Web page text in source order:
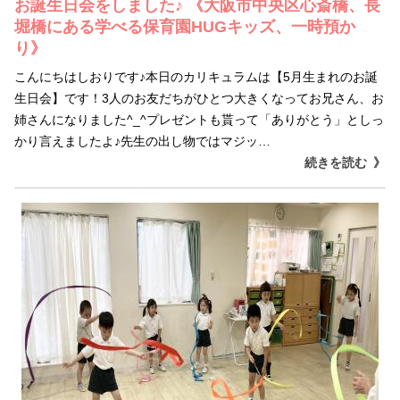
お誕生日会をしました♪ 《大阪市中央区心斎橋、長
堀橋にある学べる保育園HUGキッズ、一時預か
り》
こんにちはしおりです♪本日のカリキュラムは【5月生まれのお誕
生日会】です！3人のお友だちがひとつ大きくなってお兄さん、お
姉さんになりました^_^プレゼントも貰って「ありがとう」としっ
かり言えましたよ♪先生の出し物ではマジッ…
続きを読む